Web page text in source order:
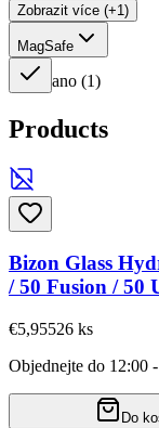
Zobrazit více (+1)
MagSafe
ano (1)
Products
Bizon Glass
/ 50 Fusion / 50
€5,95526 ks
Objednejte do 12:00
Do